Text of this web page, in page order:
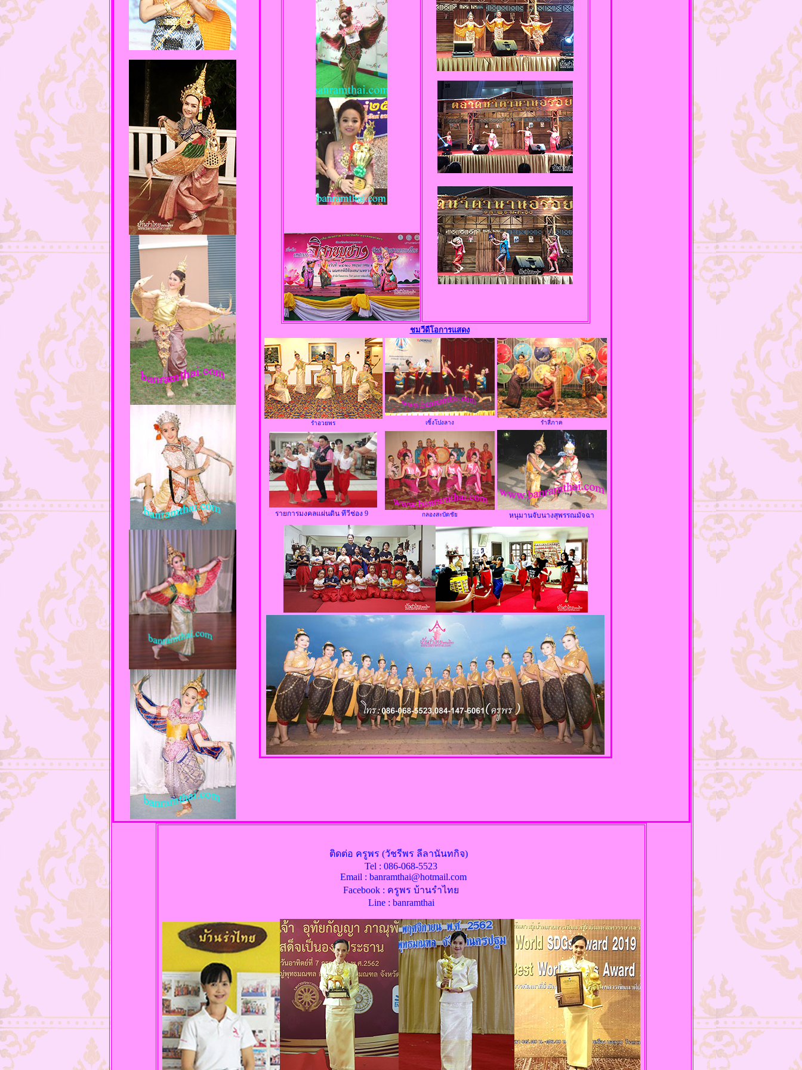
ชมวีดีโอการแสดง
รำอวยพร เซิ้งโปงลาง รำสี่ภาค
รายการมงคลแผ่นดิน ทีวีช่อง 9 กลองสะบัดชัย หนุมานจับนางสุพรรณมัจฉา
ติดต่อ ครูพร (วัชรีพร ลีลานันทกิจ)
Tel : 086-068-5523
Email : banramthai@hotmail.com
Facebook : ครูพร บ้านรำไทย
Line : banramthai